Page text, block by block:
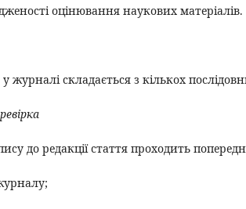
оцінювання наукових матеріалів.
журналі складається з кількох
до редакції стаття проходить